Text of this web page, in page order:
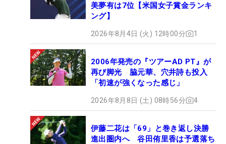
美夢有は7位【米国女子賞金ランキ
ング】
2026年8月4日 (火) 12時00分 1
2006年発売の『ツアーAD PT』が
再び脚光 脇元華、穴井詩も投入
「初速が強くなった感じ」
2026年8月8日 (土) 08時56分 4
伊藤二花は「69」と巻き返し決勝
進出圏内へ 谷田侑里香は予選落ち